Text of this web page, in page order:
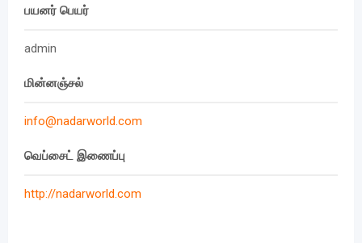
பயனர் பெயர்
admin
மின்னஞ்சல்
info@nadarworld.com
வெப்சைட் இணைப்பு
http://nadarworld.com